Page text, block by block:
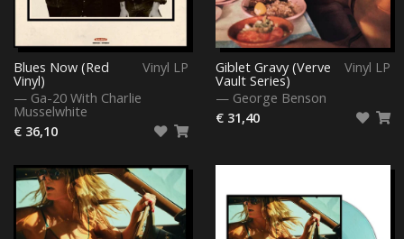
Vinyl LP
Blues Now (Red
Vinyl)
— Ga-20 With Charlie
Musselwhite
€ 36,10
Vinyl LP
Giblet Gravy (Verve
Vault Series)
— George Benson
€ 31,40